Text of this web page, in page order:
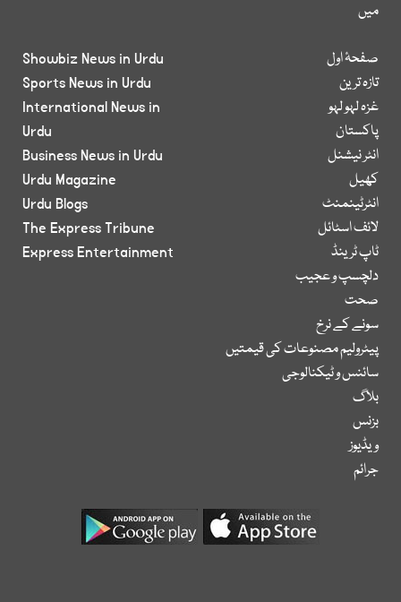
میں
صفحۂ اول
تازہ ترین
غزہ لہو لہو
پاکستان
انٹر نیشنل
کھیل
انٹرٹینمنٹ
لائف اسٹائل
ٹاپ ٹرینڈ
دلچسپ و عجیب
صحت
سونے کے نرخ
پیٹرولیم مصنوعات کی قیمتیں
سائنس و ٹیکنالوجی
بلاگ
بزنس
ویڈیوز
جرائم
Showbiz News in Urdu
Sports News in Urdu
International News in
Urdu
Business News in Urdu
Urdu Magazine
Urdu Blogs
The Express Tribune
Express Entertainment